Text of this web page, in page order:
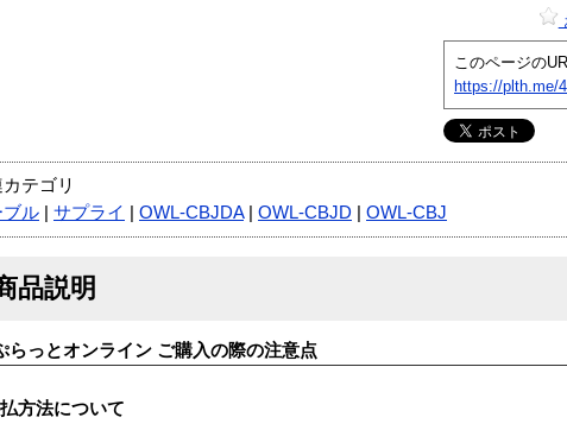
このページのURL
https://plth.me/
テゴリ
ブル
サプライ OWL-CBJDA| OWL-CBJD OWL-CBJ
品説明
らっとオンライン ご購入の際の注意点
方法について